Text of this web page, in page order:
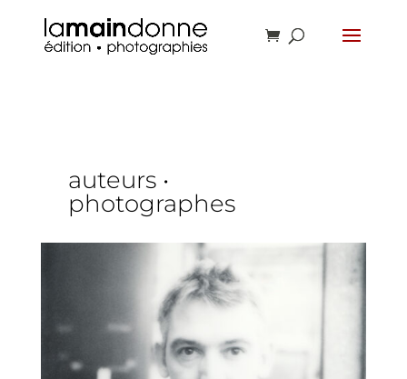
auteurs •
photographes